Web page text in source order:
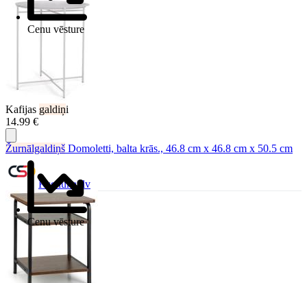
Cenu vēsture
Kafijas galdiņi
14.99 €
Cenu vēsture
Žurnālgaldiņš Domoletti, balta krās., 46.8 cm x 46.8 cm x 50.5 cm
Ksenukai.lv